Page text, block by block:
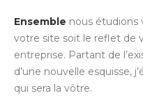
Ensemble nous étudions
votre site soit le reflet de
entreprise. Partant de
d’une nouvelle esquisse,
qui sera la vôtre.